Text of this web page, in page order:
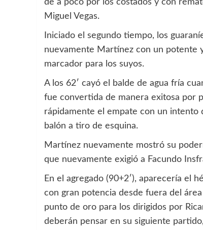
de a poco por los costados y con
Miguel Vegas.
Iniciado el segundo tiempo, los
nuevamente Martínez con un potente
marcador para los suyos.
A los 62′ cayó el balde de agua fría
fue convertida de manera exitosa por
rápidamente el empate con un intento
balón a tiro de esquina.
Martínez nuevamente mostró su
que nuevamente exigió a Facundo
En el agregado (90+2′), aparecería el
con gran potencia desde fuera del
punto de oro para los dirigidos por
deberán pensar en su siguiente